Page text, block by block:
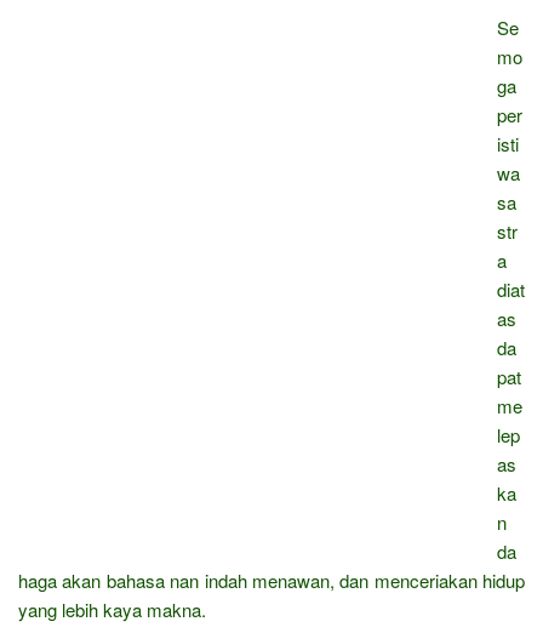
Se
mo
ga
per
isti
wa
sa
str
a
diat
as
da
pat
me
lep
as
ka
n
da
haga akan bahasa nan indah menawan, dan menceriakan hidup
yang lebih kaya makna.